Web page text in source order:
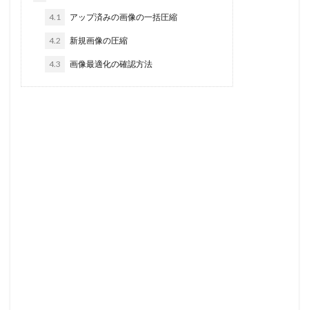
4.1 アップ済みの画像の一括圧縮
4.2 新規画像の圧縮
4.3 画像最適化の確認方法